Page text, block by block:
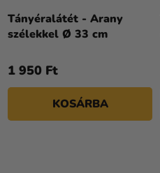
Tányéralátét - Arany
szélekkel Ø 33 cm
1 950 Ft
KOSÁRBA